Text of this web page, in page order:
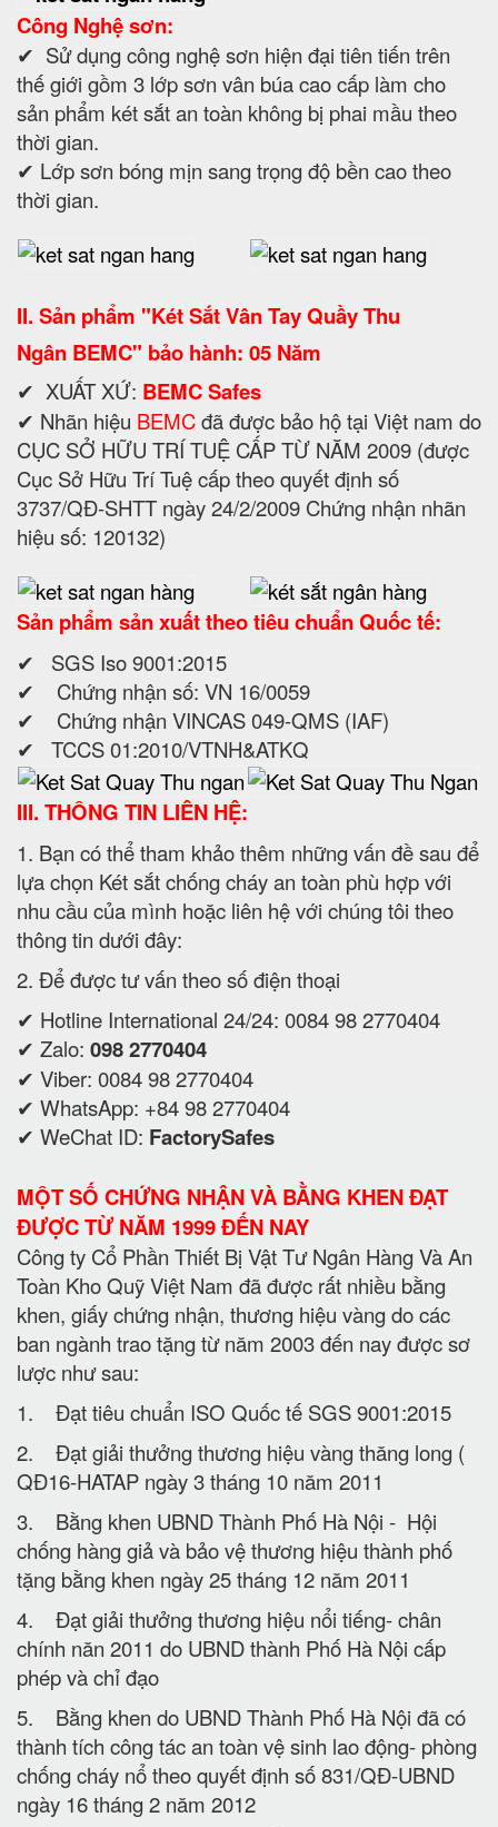
Công Nghệ sơn:
✔ Sử dụng công nghệ sơn hiện đại tiên tiến trên
thế giới gồm 3 lớp sơn vân búa cao cấp làm cho
sản phẩm két sắt an toàn không bị phai mầu theo
thời gian.
✔ Lớp sơn bóng mịn sang trọng độ bền cao theo
thời gian.
II. Sản phẩm "Két SắtVân TayQuầy Thu
Ngân BEMC" bảo hành: 05 Năm
✔ XUẤT XỨ: BEMC Safes
✔ Nhãn hiệu BEMCđã được bảo hộ tại Việt nam do
CỤC SỞ HỮU TRÍ TUỆ CẤP TỪ NĂM 2009 (được
Cục Sở Hữu Trí Tuệ cấp theo quyết định số
3737/QĐ-SHTT ngày 24/2/2009 Chứng nhận nhãn
hiệu số: 120132)
Sản phẩm sản xuất theo tiêu chuẩn Quốc tế:
✔ SGS Iso 9001:2015
✔ Chứng nhận số: VN 16/0059
✔ Chứng nhận VINCAS 049-QMS (IAF)
✔ TCCS 01:2010/VTNH&ATKQ
III. THÔNG TIN LIÊN HỆ:
1. Bạn có thể tham khảo thêm những vấn đề sau để
lựa chọn Két sắt chống cháy an toàn phù hợp với
nhu cầu của mình hoặc liên hệ với chúng tôi theo
thông tin dưới đây:
2. Để được tư vấn theo số điện thoại
✔ Hotline International 24/24: 0084 98 2770404
✔ Zalo: 098 2770404
✔ Viber: 0084 98 2770404
✔ WhatsApp: +84 98 2770404
✔ WeChat ID: FactorySafes
MỘT SỐ CHỨNG NHẬN VÀ BẰNG KHEN ĐẠT
ĐƯỢC TỪ NĂM 1999 ĐẾN NAY
Công ty Cổ Phần Thiết Bị Vật Tư Ngân Hàng Và An
Toàn Kho Quỹ Việt Nam đã được rất nhiều bằng
khen, giấy chứng nhận, thương hiệu vàng do các
ban ngành trao tặng từ năm 2003 đến nay được sơ
lược như sau:
1. Đạt tiêu chuẩn ISO Quốc tế SGS 9001:2015
2. Đạt giải thưởng thương hiệu vàng thăng long (
QĐ16-HATAP ngày 3 tháng 10 năm 2011
3. Bằng khen UBND Thành Phố Hà Nội - Hội
chống hàng giả và bảo vệ thương hiệu thành phố
tặng bằng khen ngày 25 tháng 12 năm 2011
4. Đạt giải thưởng thương hiệu nổi tiếng- chân
chính năn 2011 do UBND thành Phố Hà Nội cấp
phép và chỉ đạo
5. Bằng khen do UBND Thành Phố Hà Nội đã có
thành tích công tác an toàn vệ sinh lao động- phòng
chống cháy nổ theo quyết định số 831/QĐ-UBND
ngày 16 tháng 2 năm 2012